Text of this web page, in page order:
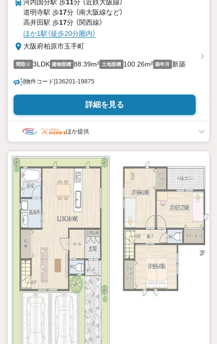
河内国分駅 歩11分 （近鉄大阪線）
道明寺駅 歩17分 （南大阪線など）
高井田駅 歩17分 （関西線）
ほか1駅（徒歩20分圏内）
大阪府柏原市玉手町
間取り 3LDK 建物面積 88.39m² 土地面積 100.26m² 築年月 新築
[物件コード]136201-19875
詳細を見る
ほか提供